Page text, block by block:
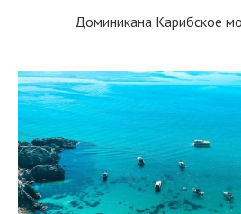
Доминикана Карибское